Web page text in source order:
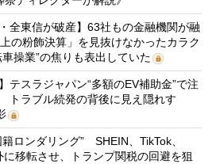
全東信が破産】63社もの金融機関が融
の粉飾決算」を見抜けなかったカラク
操業”の焦りも表出していた
テスラジャパン“多額のEV補助金”で注
ラブル続発の背後に見え隠れす
ロンダリング” SHEIN、TikTok、
移転させ、トランプ関税の回避を狙